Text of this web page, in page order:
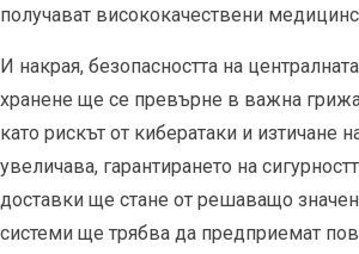
получават висококачествени
И накрая, безопасността на
хранене ще се превърне в важна
като рискът от кибератаки и изтичане
увеличава, гарантирането на
доставки ще стане от решаващо
системи ще трябва да предприемат